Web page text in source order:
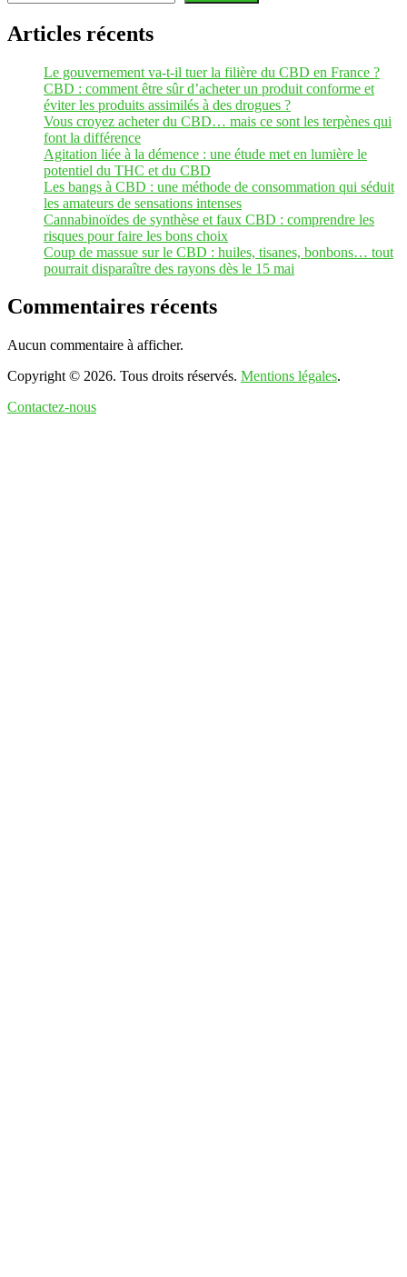
Articles récents
Le gouvernement va-t-il tuer la filière du CBD en France ?
CBD : comment être sûr d’acheter un produit conforme et
éviter les produits assimilés à des drogues ?
Vous croyez acheter du CBD… mais ce sont les terpènes qui
font la différence
Agitation liée à la démence : une étude met en lumière le
potentiel du THC et du CBD
Les bangs à CBD : une méthode de consommation qui séduit
les amateurs de sensations intenses
Cannabinoïdes de synthèse et faux CBD : comprendre les
risques pour faire les bons choix
Coup de massue sur le CBD : huiles, tisanes, bonbons… tout
pourrait disparaître des rayons dès le 15 mai
Commentaires récents
Aucun commentaire à afficher.
Copyright © 2026. Tous droits réservés. Mentions légales.
Contactez-nous